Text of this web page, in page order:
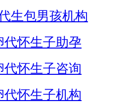
生包男孩机构
代怀生子助孕
代怀生子咨询
代怀生子机构